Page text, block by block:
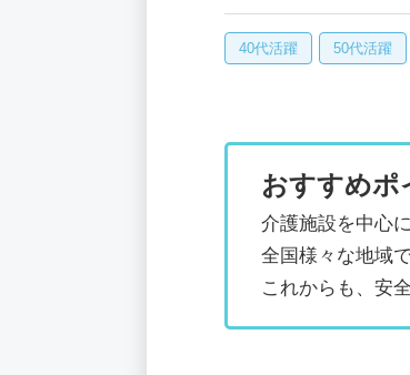
40代活躍 50代活躍
おすすめポ
介護施設を中心
全国様々な地域
これからも、安